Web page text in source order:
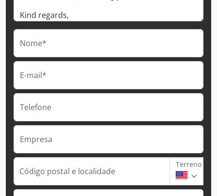
Nome*
E-mail*
Telefone
Empresa
Código postal e localidade
Terreno